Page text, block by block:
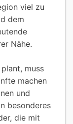
viel zu
dem
Nähe.
muss
machen
und
besonderes
die mit